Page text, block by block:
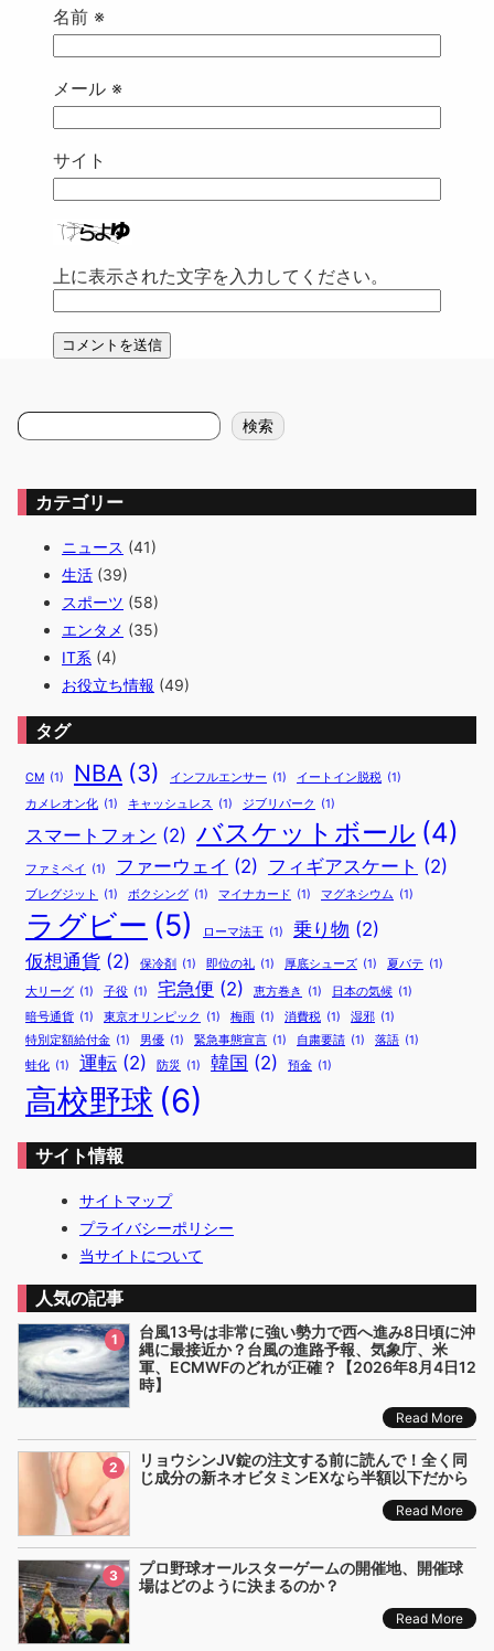
名前 ※
メール ※
サイト
上に表示された文字を入力してください。
検
索
検索
カテゴリー
ニュース (41)
生活 (39)
スポーツ (58)
エンタメ (35)
IT系 (4)
お役立ち情報 (49)
タグ
CM (1) NBA (3) インフルエンサー (1) イートイン脱税 (1)
カメレオン化 (1) キャッシュレス (1) ジブリパーク (1)
スマートフォン (2) バスケットボール (4)
ファミペイ (1) ファーウェイ (2) フィギアスケート (2)
ブレグジット (1) ボクシング (1) マイナカード (1) マグネシウム (1)
ラグビー (5) ローマ法王 (1) 乗り物 (2)
仮想通貨 (2) 保冷剤 (1) 即位の礼 (1) 厚底シューズ (1) 夏バテ (1)
大リーグ (1) 子役 (1) 宅急便 (2) 恵方巻き (1) 日本の気候 (1)
暗号通貨 (1) 東京オリンピック (1) 梅雨 (1) 消費税 (1) 湿邪 (1)
特別定額給付金 (1) 男優 (1) 緊急事態宣言 (1) 自粛要請 (1) 落語 (1)
蛙化 (1) 運転 (2) 防災 (1) 韓国 (2) 預金 (1)
高校野球 (6)
サイト情報
サイトマップ
プライバシーポリシー
当サイトについて
人気の記事
1
台風13号は非常に強い勢力で西へ進み8日頃に沖
縄に最接近か？台風の進路予報、気象庁、米
軍、ECMWFのどれが正確？【2026年8月4日12
時】
Read More
2
リョウシンJV錠の注文する前に読んで！全く同
じ成分の新ネオビタミンEXなら半額以下だから
Read More
3
プロ野球オールスターゲームの開催地、開催球
場はどのように決まるのか？
Read More